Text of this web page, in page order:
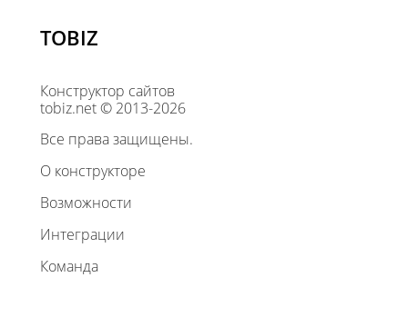
TOBIZ
Конструктор сайтов
tobiz.net © 2013-2026
Все права защищены.
О конструкторе
Возможности
Интеграции
Команда